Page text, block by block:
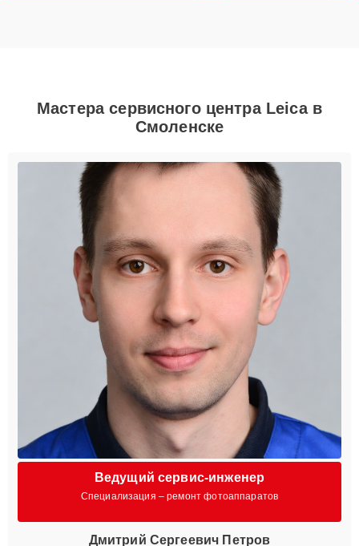
Мастера сервисного центра Leica в
Смоленске
Ведущий сервис-инженер
Специализация – ремонт фотоаппаратов
Дмитрий Сергеевич Петров